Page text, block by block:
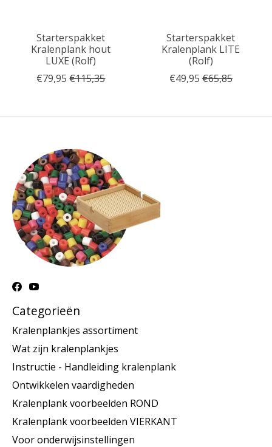
Starterspakket
Kralenplank hout
LUXE (Rolf)
€79,95 €115,35
Starterspakket
Kralenplank LITE
(Rolf)
€49,95 €65,85
Categorieën
Kralenplankjes assortiment
Wat zijn kralenplankjes
Instructie - Handleiding kralenplank
Ontwikkelen vaardigheden
Kralenplank voorbeelden ROND
Kralenplank voorbeelden VIERKANT
Voor onderwijsinstellingen